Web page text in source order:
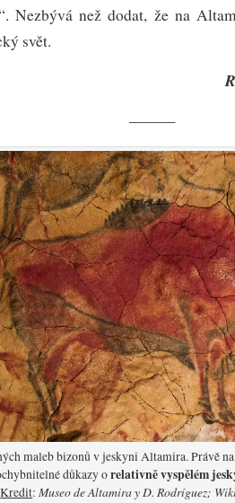
Nezbývá než dodat, že na
svět.
———
maleb bizonů v jeskyni Altamira. Právě
důkazy orelativně vyspělém
Kredit:Museo de Altamira y D. Rodríguez;